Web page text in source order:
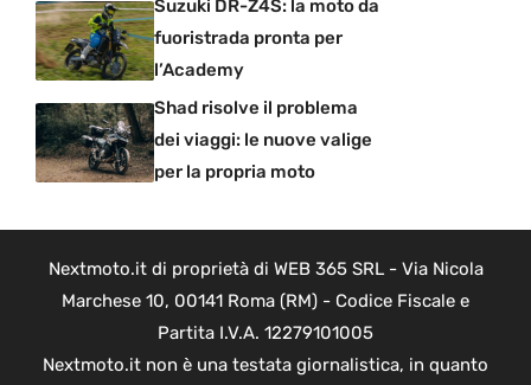
Suzuki DR-Z4S: la moto da
fuoristrada pronta per
l’Academy
Shad risolve il problema
dei viaggi: le nuove valige
per la propria moto
Nextmoto.it di proprietà di WEB 365 SRL - Via Nicola
Marchese 10, 00141 Roma (RM) - Codice Fiscale e
Partita I.V.A. 12279101005
Nextmoto.it non è una testata giornalistica, in quanto